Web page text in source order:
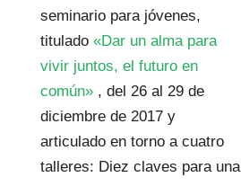
seminario para jóvenes,
titulado «Dar un alma para
vivir juntos, el futuro en
común», del 26 al 29 de
diciembre de 2017 y
articulado en torno a cuatro
talleres: Diez claves para una